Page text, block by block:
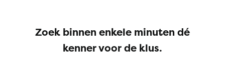
Zoek binnen enkele minuten dé
kenner voor de klus.